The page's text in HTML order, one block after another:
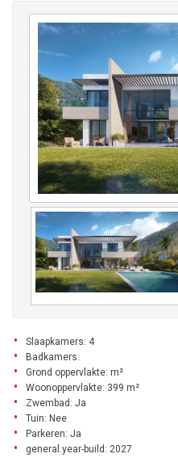
Slaapkamers: 4
Badkamers:
Grond oppervlakte: m²
Woonoppervlakte: 399 m²
Zwembad: Ja
Tuin: Nee
Parkeren: Ja
general.year-build: 2027